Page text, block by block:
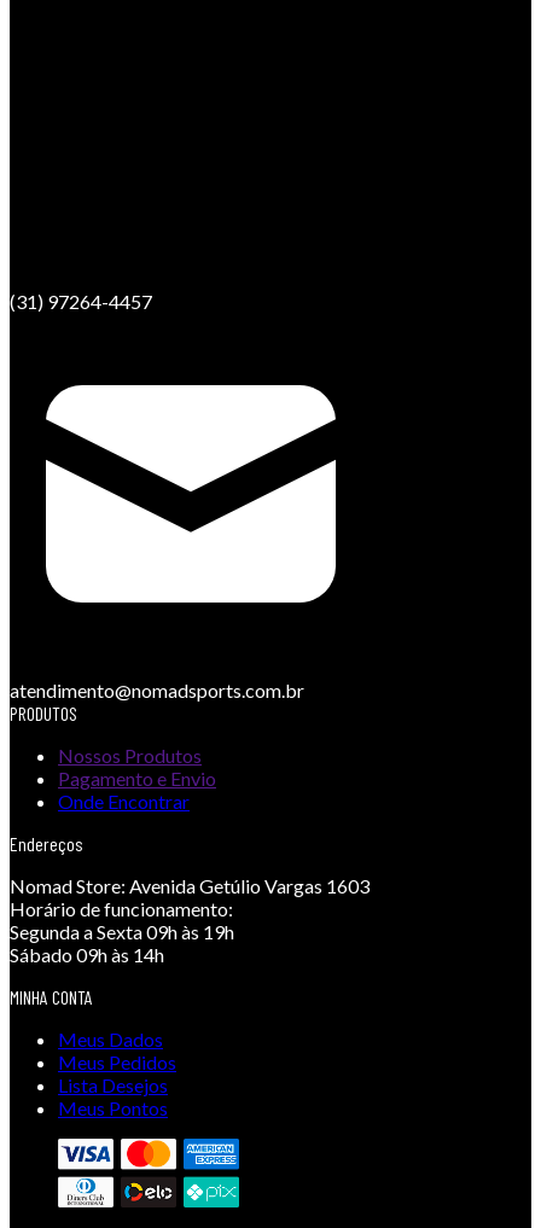
(31) 97264-4457
atendimento@nomadsports.com.br
PRODUTOS
Nossos Produtos
Pagamento e Envio
Onde Encontrar
Endereços
Nomad Store: Avenida Getúlio Vargas 1603
Horário de funcionamento:
Segunda a Sexta 09h às 19h
Sábado 09h às 14h
MINHA CONTA
Meus Dados
Meus Pedidos
Lista Desejos
Meus Pontos